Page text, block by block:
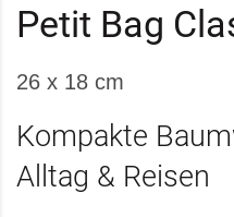
Petit Bag
26 x 18 cm
Kompakte
Alltag & Reisen